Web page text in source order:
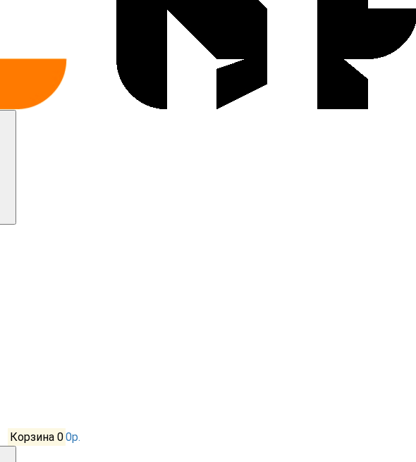
Корзина 00р.